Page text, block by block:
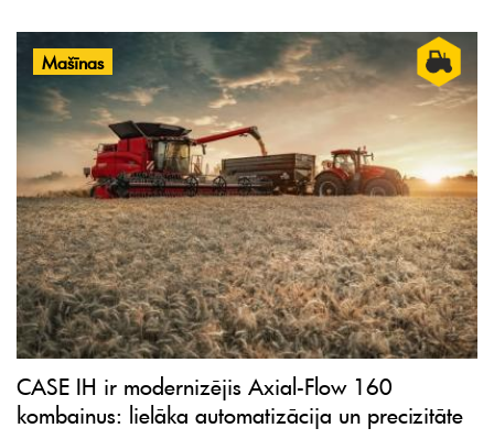
Mašīnas
CASE IH ir modernizējis Axial-Flow 160
kombainus: lielāka automatizācija un precizitāte